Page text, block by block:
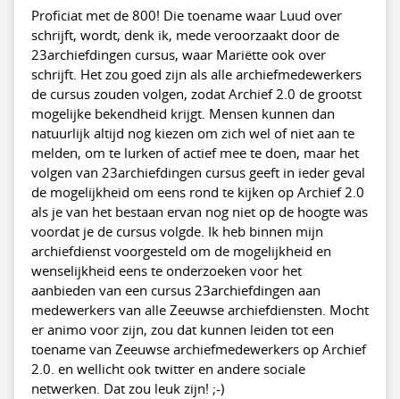
Proficiat met de 800! Die toename waar Luud over
schrijft, wordt, denk ik, mede veroorzaakt door de
23archiefdingen cursus, waar Mariëtte ook over
schrijft. Het zou goed zijn als alle archiefmedewerkers
de cursus zouden volgen, zodat Archief 2.0 de grootst
mogelijke bekendheid krijgt. Mensen kunnen dan
natuurlijk altijd nog kiezen om zich wel of niet aan te
melden, om te lurken of actief mee te doen, maar het
volgen van 23archiefdingen cursus geeft in ieder geval
de mogelijkheid om eens rond te kijken op Archief 2.0
als je van het bestaan ervan nog niet op de hoogte was
voordat je de cursus volgde. Ik heb binnen mijn
archiefdienst voorgesteld om de mogelijkheid en
wenselijkheid eens te onderzoeken voor het
aanbieden van een cursus 23archiefdingen aan
medewerkers van alle Zeeuwse archiefdiensten. Mocht
er animo voor zijn, zou dat kunnen leiden tot een
toename van Zeeuwse archiefmedewerkers op Archief
2.0. en wellicht ook twitter en andere sociale
netwerken. Dat zou leuk zijn! ;-)